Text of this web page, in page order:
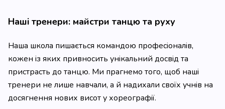
Наші тренери: майстри танцю та руху
Наша школа пишається командою професіоналів,
кожен із яких привносить унікальний досвід та
пристрасть до танцю. Ми прагнемо того, щоб наші
тренери не лише навчали, а й надихали своїх учнів на
досягнення нових висот у хореографії.